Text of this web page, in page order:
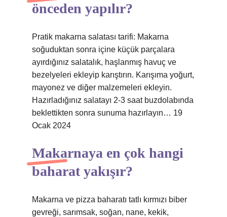
önceden yapılır?
Pratik makarna salatası tarifi: Makarna
soğuduktan sonra içine küçük parçalara
ayırdığınız salatalık, haşlanmış havuç ve
bezelyeleri ekleyip karıştırın. Karışıma yoğurt,
mayonez ve diğer malzemeleri ekleyin.
Hazırladığınız salatayı 2-3 saat buzdolabında
beklettikten sonra sunuma hazırlayın… 19
Ocak 2024
Makarnaya en çok hangi
baharat yakışır?
Makarna ve pizza baharatı tatlı kırmızı biber
gevreği, sarımsak, soğan, nane, kekik,